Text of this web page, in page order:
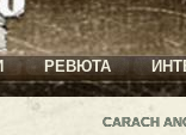
РЕВЮТА
CARACH